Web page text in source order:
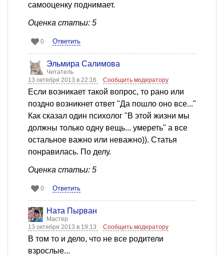
самооценку поднимает.
Оценка статьи: 5
0 Ответить
Эльмира Салимова
Читатель
13 октября 2013 в 22:16
Сообщить модератору
Если возникает такой вопрос, то рано или
поздно возникнет ответ "Да пошло оно все..."
Как сказал один психолог "В этой жизни мы
должны только одну вещь... умереть" а все
остальное важно или неважно)). Статья
понравилась. По делу.
Оценка статьи: 5
0 Ответить
Ната Пырван
Мастер
13 октября 2013 в 19:13
Сообщить модератору
В том то и дело, что не все родители
взрослые...